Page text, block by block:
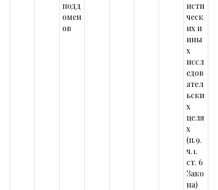
подд
омен
ов
исти
ческ
их и
ины
х
иссл
едов
ател
ьски
х
целя
х
(п.9.
ч.1.
ст. 6
Зако
на)